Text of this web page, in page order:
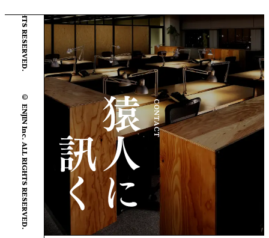
© ENJIN Inc. ALL RIGHTS RESERVED.
CONTACT